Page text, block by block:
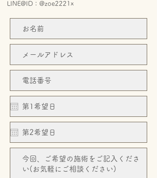
LINE@ID：@zoe2221x